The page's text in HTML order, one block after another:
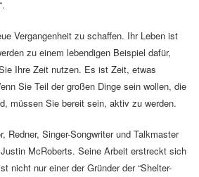
Vergangenheit zu schaffen. Ihr Leben ist
zu einem lebendigen Beispiel dafür,
Ihre Zeit nutzen. Es ist Zeit, etwas
Sie Teil der großen Dinge sein wollen, die
müssen Sie bereit sein, aktiv zu werden.
Redner, Singer-Songwriter und Talkmaster
McRoberts. Seine Arbeit erstreckt sich
nicht nur einer der Gründer der “Shelter-